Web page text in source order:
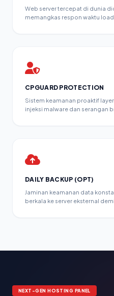
Web server tercepat di dunia
memangkas respon waktu
CPGUARD PROTECTION
Sistem keamanan proaktif
injeksi malware dan serangan
DAILY BACKUP (OPT)
Jaminan keamanan data
berkala ke server eksternal
NEXT-GEN HOSTING PANEL